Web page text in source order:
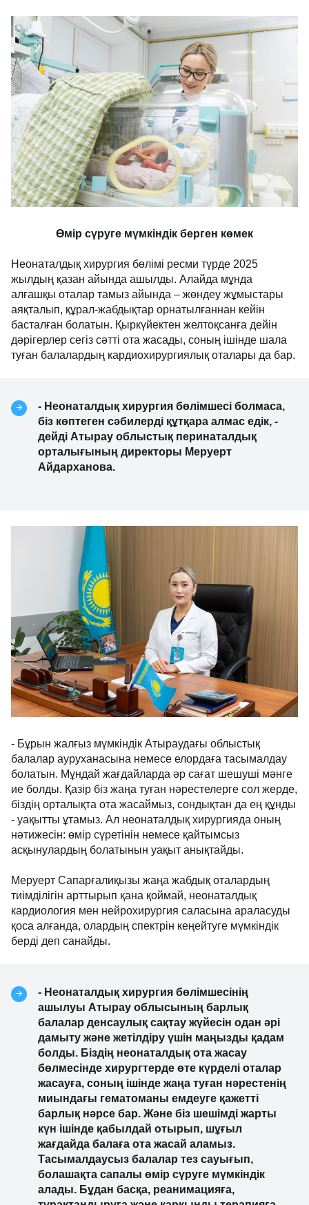
Неонаталдық хирургия бөлімі ресми түрде 2025
жылдың қазан айында ашылды. Алайда мұнда
алғашқы оталар тамыз айында – жөндеу жұмыстары
аяқталып, құрал-жабдықтар орнатылғаннан кейін
басталған болатын. Қыркүйектен желтоқсанға дейін
дәрігерлер сегіз сәтті ота жасады, соның ішінде
- Неонаталдық хирургия бөлімшесі болмаса,
біз көптеген сәбилерді құтқара алмас едік, -
дейді Атырау облыстық перинаталдық
- Бұрын жалғыз мүмкіндік Атыраудағы облыстық
балалар ауруханасына немесе елордаға тасымалдау
болатын. Мұндай жағдайларда әр сағат шешуші
мәнге ие болды. Қазір біз жаңа туған нәрестелерге
сол жерде, біздің орталықта ота жасаймыз,
сондықтан да ең құнды - уақытты ұтамыз. Ал
сүретінін немесе қайтымсыз асқынулардың
болатынын уақыт анықтайды.
Меруерт Сапарғалиқызы жаңа жабдық оталардың
тиімділігін арттырып қана қоймай, неонаталдық
кеңейтуге мүмкіндік берді деп санайды.
- Неонаталдық хирургия бөлімшесінің
ашылуы Атырау облысының барлық
балалар денсаулық сақтау жүйесін одан әрі
дамыту және жетілдіру үшін маңызды
қадам болды. Біздің неонаталдық ота жасау
бөлмесінде хирургтерде өте күрделі оталар
жасауға, соның ішінде жаңа туған
нәрестенің миындағы гематоманы емдеуге
қажетті барлық нәрсе бар. Және біз шешімді
жарты күн ішінде қабылдай отырып, шұғыл
жағдайда балаға ота жасай аламыз.